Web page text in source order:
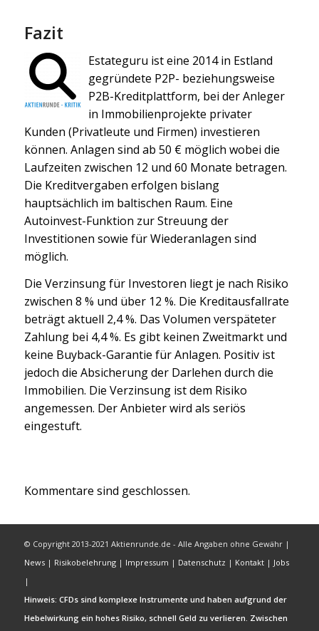
Fazit
Estateguru ist eine 2014 in Estland
gegründete P2P- beziehungsweise
P2B-Kreditplattform, bei der Anleger
in Immobilienprojekte privater
Kunden (Privatleute und Firmen) investieren
können. Anlagen sind ab 50 € möglich wobei die
Laufzeiten zwischen 12 und 60 Monate betragen.
Die Kreditvergaben erfolgen bislang
hauptsächlich im baltischen Raum. Eine
Autoinvest-Funktion zur Streuung der
Investitionen sowie für Wiederanlagen sind
möglich.
Die Verzinsung für Investoren liegt je nach Risiko
zwischen 8 % und über 12 %. Die Kreditausfallrate
beträgt aktuell 2,4 %. Das Volumen verspäteter
Zahlung bei 4,4 %. Es gibt keinen Zweitmarkt und
keine Buyback-Garantie für Anlagen. Positiv ist
jedoch die Absicherung der Darlehen durch die
Immobilien. Die Verzinsung ist dem Risiko
angemessen. Der Anbieter wird als seriös
eingestuft.
Kommentare sind geschlossen.
© Copyright 2013-2021 Aktienrunde.de - Alle Angaben ohne Gewähr |
News| Risikobelehrung| Impressum | Datenschutz | Kontakt| Jobs
|
Hinweis: CFDs sind komplexe Instrumente und haben aufgrund der
Hebelwirkung ein hohes Risiko, schnell Geld zu verlieren. Zwischen